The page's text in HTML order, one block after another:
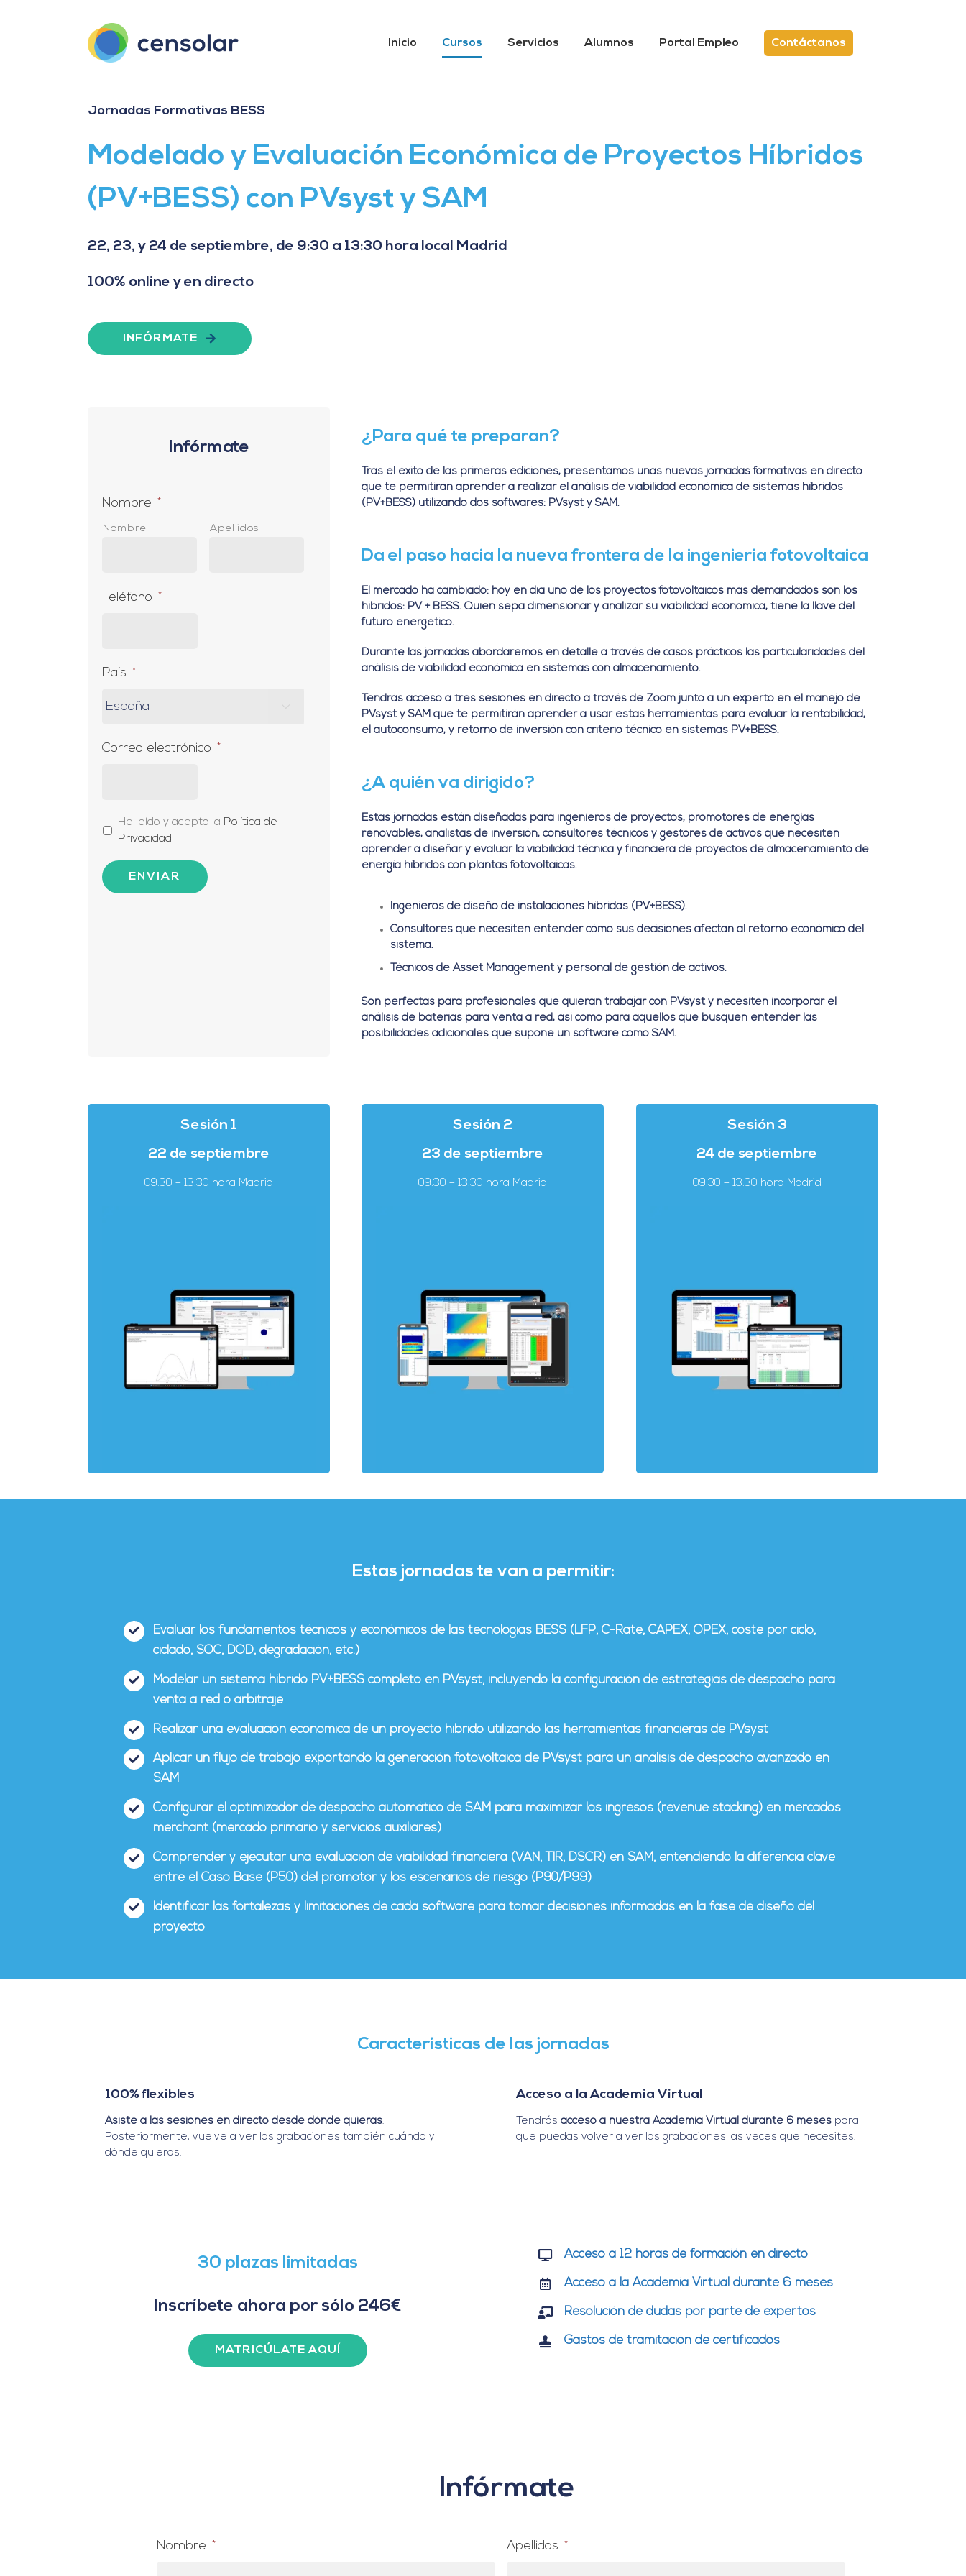
Inicio Cursos Servicios Alumnos Portal Empleo Contáctanos
Jornadas Formativas BESS
Modelado y Evaluación Económica de Proyectos Híbridos
(PV+BESS) con PVsyst y SAM
22, 23, y 24 de septiembre, de 9:30 a 13:30 hora local Madrid
100% online y en directo
INFÓRMATE
Infórmate
Nombre *
Nombre Apellidos
Teléfono *
País *
Correo electrónico *
He leído y acepto la Política de
Privacidad
¿Para qué te preparan?
Tras el éxito de las primeras ediciones, presentamos unas nuevas jornadas formativas en directo
que te permitirán aprender a realizar el análisis de viabilidad económica de sistemas híbridos
(PV+BESS) utilizando dos softwares: PVsyst y SAM.
Da el paso hacia la nueva frontera de la ingeniería fotovoltaica
El mercado ha cambiado: hoy en día uno de los proyectos fotovoltaicos más demandados son los
híbridos: PV + BESS. Quien sepa dimensionar y analizar su viabilidad económica, tiene la llave del
futuro energético.
Durante las jornadas abordaremos en detalle a través de casos prácticos las particularidades del
análisis de viabilidad económica en sistemas con almacenamiento.
Tendrás acceso a tres sesiones en directo a través de Zoom junto a un experto en el manejo de
PVsyst y SAM que te permitirán aprender a usar estas herramientas para evaluar la rentabilidad,
el autoconsumo, y retorno de inversión con criterio técnico en sistemas PV+BESS.
¿A quién va dirigido?
Estas jornadas están diseñadas para ingenieros de proyectos, promotores de energías
renovables, analistas de inversión, consultores técnicos y gestores de activos que necesiten
aprender a diseñar y evaluar la viabilidad técnica y financiera de proyectos de almacenamiento de
energía híbridos con plantas fotovoltaicas.
Ingenieros de diseño de instalaciones híbridas (PV+BESS).
Consultores que necesiten entender cómo sus decisiones afectan al retorno económico del
sistema.
Técnicos de Asset Management y personal de gestión de activos.
Son perfectas para profesionales que quieran trabajar con PVsyst y necesiten incorporar el
análisis de baterías para venta a red, así como para aquellos que busquen entender las
posibilidades adicionales que supone un software como SAM.
Sesión 1
22 de septiembre
09:30 – 13:30 hora Madrid
Sesión 2
23 de septiembre
09:30 – 13:30 hora Madrid
Sesión 3
24 de septiembre
09:30 – 13:30 hora Madrid
Estas jornadas te van a permitir:
Evaluar los fundamentos técnicos y económicos de las tecnologías BESS (LFP, C-Rate, CAPEX, OPEX, coste por ciclo,
ciclado, SOC, DOD, degradación, etc.)
Modelar un sistema híbrido PV+BESS completo en PVsyst, incluyendo la configuración de estrategias de despacho para
venta a red o arbitraje
Realizar una evaluación económica de un proyecto híbrido utilizando las herramientas financieras de PVsyst
Aplicar un flujo de trabajo exportando la generación fotovoltaica de PVsyst para un análisis de despacho avanzado en
SAM
Configurar el optimizador de despacho automático de SAM para maximizar los ingresos (revenue stacking) en mercados
merchant (mercado primario y servicios auxiliares)
Comprender y ejecutar una evaluación de viabilidad financiera (VAN, TIR, DSCR) en SAM, entendiendo la diferencia clave
entre el Caso Base (P50) del promotor y los escenarios de riesgo (P90/P99)
Identificar las fortalezas y limitaciones de cada software para tomar decisiones informadas en la fase de diseño del
proyecto
Características de las jornadas
100% flexibles
Asiste a las sesiones en directo desde dónde quieras.
Posteriormente, vuelve a ver las grabaciones también cuándo y
dónde quieras.
Acceso a la Academia Virtual
Tendrás acceso a nuestra Academia Virtual durante 6 mesespara
que puedas volver a ver las grabaciones las veces que necesites.
30 plazas limitadas
Inscríbete ahora por sólo 246€
MATRICÚLATE AQUÍ
Acceso a 12 horas de formación en directo
Acceso a la Academia Virtual durante 6 meses
Resolución de dudas por parte de expertos
Gastos de tramitación de certificados
Infórmate
Nombre * Apellidos *